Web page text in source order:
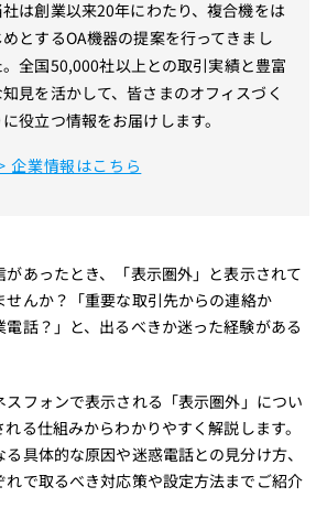
社は創業以来20年にわたり、複合機をは
めとするOA機器の提案を行ってきまし
。全国50,000社以上との取引実績と豊富
知見を活かして、皆さまのオフィスづく
に役立つ情報をお届けします。
企業情報はこちら
があったとき、「表示圏外」と表示されて
せんか？「重要な取引先からの連絡か
話？」と、出るべきか迷った経験がある
スフォンで表示される「表示圏外」につい
る仕組みからわかりやすく解説します。
具体的な原因や迷惑電話との見分け方、
れで取るべき対応策や設定方法までご紹介